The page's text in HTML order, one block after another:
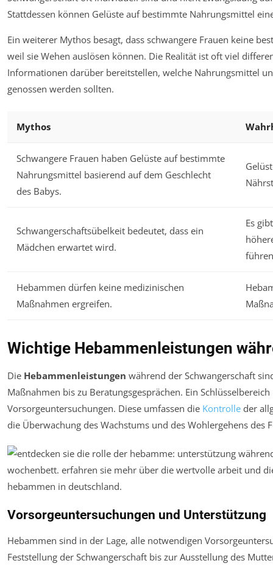
Stattdessen können Gelüste auf bestimmte Nahrungsmittel
Ein weiterer Mythos besagt, dass schwangere Frauen keine
weil sie Wehen auslösen können. Die Realität ist oft viel
Informationen darüber bereitstellen, welche Nahrungsmittel
genossen werden sollten.
Mythos
Schwangere Frauen haben Gelüste auf bestimmte
Nahrungsmittel basierend auf dem Geschlecht
des Babys.
Schwangerschaftsübelkeit bedeutet, dass ein
Mädchen erwartet wird.
Es
Hebammen dürfen keine medizinischen
Maßnahmen ergreifen.
Wichtige Hebammenleistungen
Die Hebammenleistungen während der Schwangerschaft
Maßnahmen bis zu Beratungsgesprächen. Ein
Vorsorgeuntersuchungen. Diese umfassen die Kontrolle der
die Überwachung des Wachstums und des Wohlergehens des
Vorsorgeuntersuchungen und Unterstützung
Hebammen sind in der Lage, alle notwendigen
Feststellung der Schwangerschaft bis zur Ausstellung des